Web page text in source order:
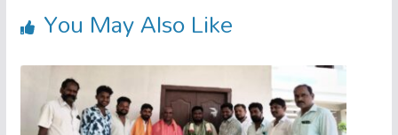
You May Also Like